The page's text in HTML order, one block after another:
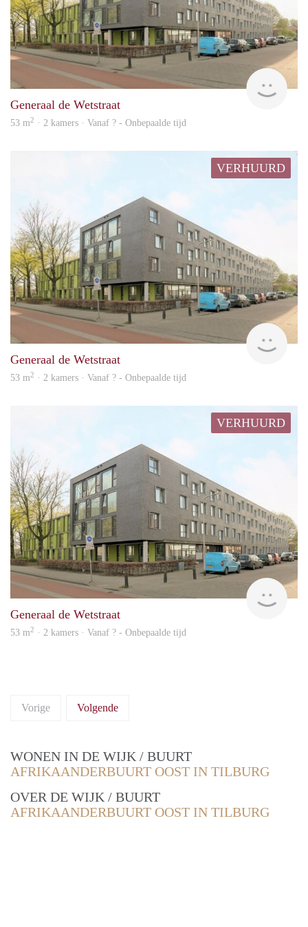
rent
Generaal de Wetstraat
53 m2 · 2 kamers · Vanaf ? - Onbepaalde tijd
VERHUURD
rent
Generaal de Wetstraat
53 m2 · 2 kamers · Vanaf ? - Onbepaalde tijd
VERHUURD
Generaal de Wetstraat
53 m2 · 2 kamers · Vanaf ? - Onbepaalde tijd
Vorige Volgende
WONEN IN DE WIJK / BUURT
AFRIKAANDERBUURT OOST IN TILBURG
OVER DE WIJK / BUURT
AFRIKAANDERBUURT OOST IN TILBURG